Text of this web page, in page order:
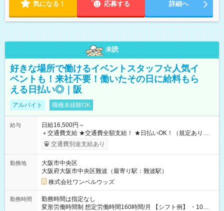
気になる！ 応募する 詳細へ
未読
好きな場所で働けるイベントスタッフ☆人気イ
ベントも！来社不要！働いたその日に給料もら
える日払い◎｜阪
アルバイト 職種未経験OK
給与
日給16,500円～
＋交通費支給 ★交通費全額支給！ ★日払いOK！（規定あり） ┗
働いたその日に現金GET♪ お仕事後はコンビニATMから 日払
交通費別途支給あり
勤務地
大阪市中央区
大阪府大阪市中央区難波（最寄り駅：難波駅）
株式会社ワンベルウッズ
勤務時間
勤務時間は指定なし
変形労働時間制 想定労働時間160時間/月 【シフト例】 ・10：